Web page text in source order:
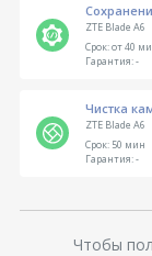
ZTE Blade A6
Срок:от 40
Гарантия:-
Чистка
ZTE Blade A6
Срок:50 мин
Гарантия:-
Чтобы